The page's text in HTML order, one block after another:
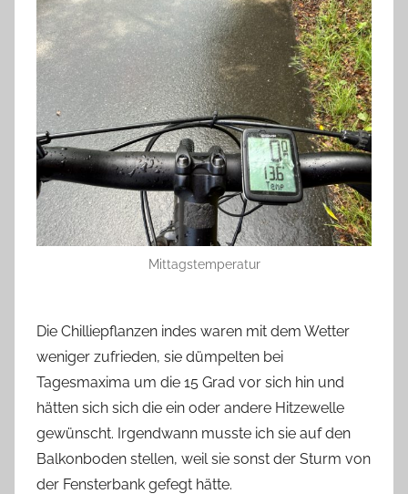
Mittagstemperatur
Die Chilliepflanzen indes waren mit dem Wetter
weniger zufrieden, sie dümpelten bei
Tagesmaxima um die 15 Grad vor sich hin und
hätten sich sich die ein oder andere Hitzewelle
gewünscht. Irgendwann musste ich sie auf den
Balkonboden stellen, weil sie sonst der Sturm von
der Fensterbank gefegt hätte.